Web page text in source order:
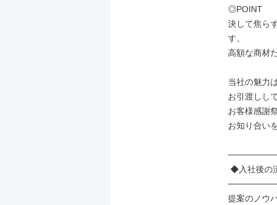
◎POINT
決して焦ら
す。
高額な商材
当社の魅力
お引渡しし
お客様感謝
お知り合い
提案のノウ